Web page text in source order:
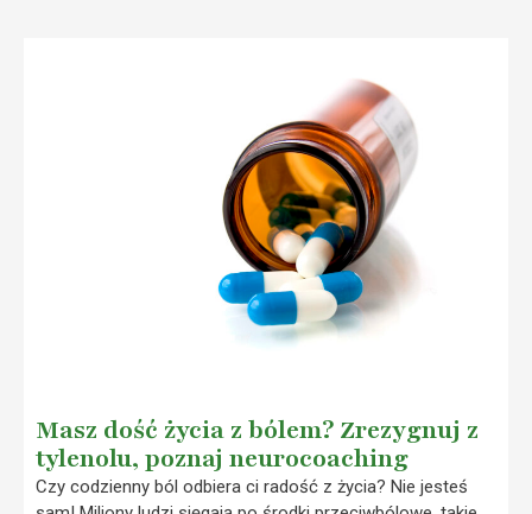
Masz dość życia z bólem? Zrezygnuj z
tylenolu, poznaj neurocoaching
Czy codzienny ból odbiera ci radość z życia? Nie jesteś